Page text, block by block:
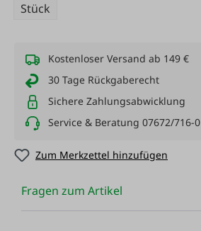
Stück
Kostenloser Versand ab 149 €
30 Tage Rückgaberecht
Sichere Zahlungsabwicklung
Service & Beratung 07672/716-0
Zum Merkzettel hinzufügen
Fragen zum Artikel